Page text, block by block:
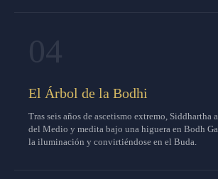
El Árbol de la Bodhi
Tras seis años de ascetismo extremo, Siddhartha
del Medio y medita bajo una higuera en Bodh
la iluminación y convirtiéndose en el Buda.